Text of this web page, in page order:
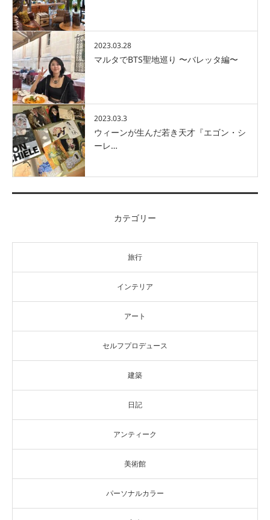
2023.03.28
マルタでBTS聖地巡り 〜バレッタ編〜
2023.03.3
ウィーンが生んだ若き天才『エゴン・シ
ーレ…
カテゴリー
旅行
インテリア
アート
セルフプロデュース
建築
日記
アンティーク
美術館
パーソナルカラー